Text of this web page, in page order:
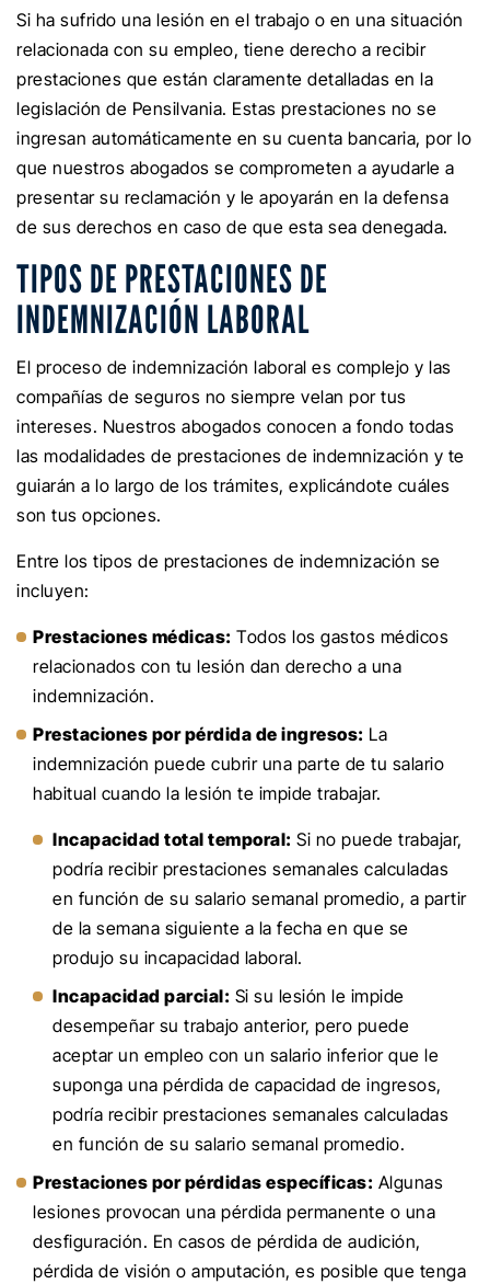
Si ha sufrido una lesión en el trabajo o en una situación
relacionada con su empleo, tiene derecho a recibir
prestaciones que están claramente detalladas en la
legislación de Pensilvania. Estas prestaciones no se
ingresan automáticamente en su cuenta bancaria, por lo
que nuestros abogados se comprometen a ayudarle a
presentar su reclamación y le apoyarán en la defensa
de sus derechos en caso de que esta sea denegada.
TIPOS DE PRESTACIONES DE
INDEMNIZACIÓN LABORAL
El proceso de indemnización laboral es complejo y las
compañías de seguros no siempre velan por tus
intereses. Nuestros abogados conocen a fondo todas
las modalidades de prestaciones de indemnización y te
guiarán a lo largo de los trámites, explicándote cuáles
son tus opciones.
Entre los tipos de prestaciones de indemnización se
incluyen:
Prestaciones médicas: Todos los gastos médicos
relacionados con tu lesión dan derecho a una
indemnización.
Prestaciones por pérdida de ingresos: La
indemnización puede cubrir una parte de tu salario
habitual cuando la lesión te impide trabajar.
Incapacidad total temporal: Si no puede trabajar,
podría recibir prestaciones semanales calculadas
en función de su salario semanal promedio, a partir
de la semana siguiente a la fecha en que se
produjo su incapacidad laboral.
Incapacidad parcial: Si su lesión le impide
desempeñar su trabajo anterior, pero puede
aceptar un empleo con un salario inferior que le
suponga una pérdida de capacidad de ingresos,
podría recibir prestaciones semanales calculadas
en función de su salario semanal promedio.
Prestaciones por pérdidas específicas: Algunas
lesiones provocan una pérdida permanente o una
desfiguración. En casos de pérdida de audición,
pérdida de visión o amputación, es posible que tenga